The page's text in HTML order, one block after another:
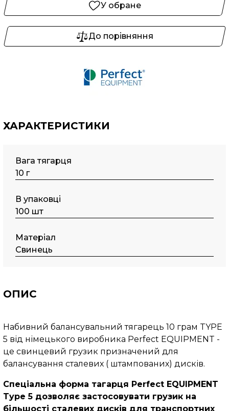
У обране
До порівняння
ХАРАКТЕРИСТИКИ
Вага тягарця
10 г
В упаковці
100 шт
Матеріал
Свинець
ОПИС
Набивний балансувальний тягарець 10 грам TYPE
5 від німецького виробника Perfect EQUIPMENT -
це свинцевий грузик призначений для
балансування сталевих ( штампованих) дисків.
Спеціальна форма тагарця Perfect EQUIPMENT
Typе 5 дозволяє застосовувати грузик на
більшості сталевих дисків для транспортних